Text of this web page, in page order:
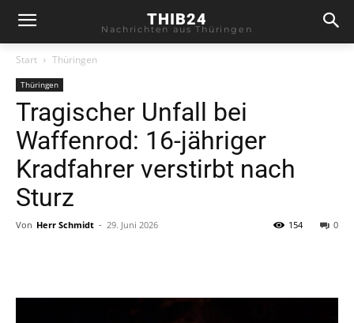
THIB24
Nachrichten aus Thüringen
Start Thüringen
Thüringen
Tragischer Unfall bei
Waffenrod: 16-jähriger
Kradfahrer verstirbt nach
Sturz
Von Herr Schmidt - 29. Juni 2026 0
154